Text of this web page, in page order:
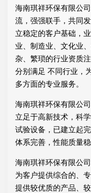
海南琪祥环保有限公
流，强强联手，共同
立稳定的客户基础，
业、制造业、文化业
杂、繁琐的行业资质
分别满足 不同行业，
多方面的专业服务。
海南琪祥环保有限公
立足于高新技术，科
试验设备，已建立起
体系完善，性能质量稳
海南琪祥环保有限公
为客户提供综合的、
提供较优质的产品、